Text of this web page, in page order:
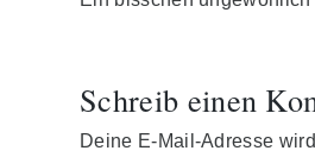
Schreib einen
Deine E-Mail-Adresse